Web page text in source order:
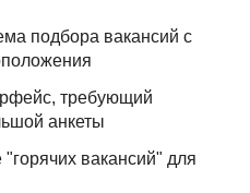
подбора вакансий с
требующий
анкеты
вакансий" для